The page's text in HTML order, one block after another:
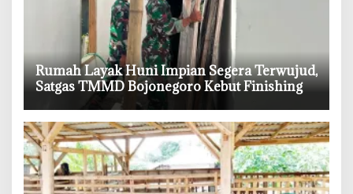
‎Rumah Layak Huni Impian Segera Terwujud,
Satgas TMMD Bojonegoro Kebut Finishing